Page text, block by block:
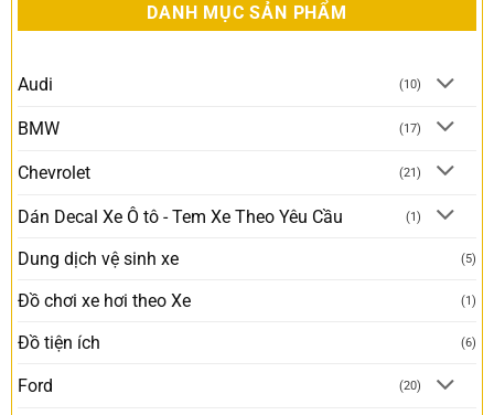
DANH MỤC SẢN PHẨM
Audi (10)
BMW (17)
Chevrolet (21)
Dán Decal Xe Ô tô - Tem Xe Theo Yêu Cầu (1)
Dung dịch vệ sinh xe (5)
Đồ chơi xe hơi theo Xe (1)
Đồ tiện ích (6)
Ford (20)